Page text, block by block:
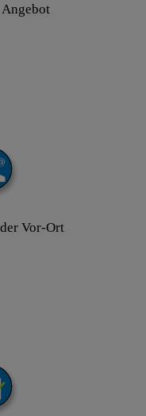
Vor-Ort